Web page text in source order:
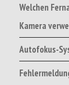
Welchen
Kamera
Autofokus-